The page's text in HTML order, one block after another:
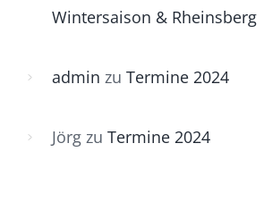
Wintersaison & Rheinsberg
admin zu Termine 2024
Jörg zu Termine 2024